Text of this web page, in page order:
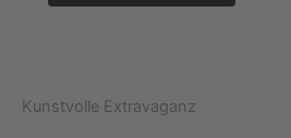
Kunstvolle Extravaganz